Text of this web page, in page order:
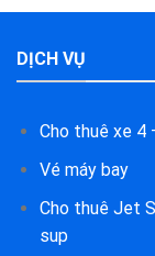
DỊCH VỤ
Cho thuê xe 4
Vé máy bay
Cho thuê Jet
sup